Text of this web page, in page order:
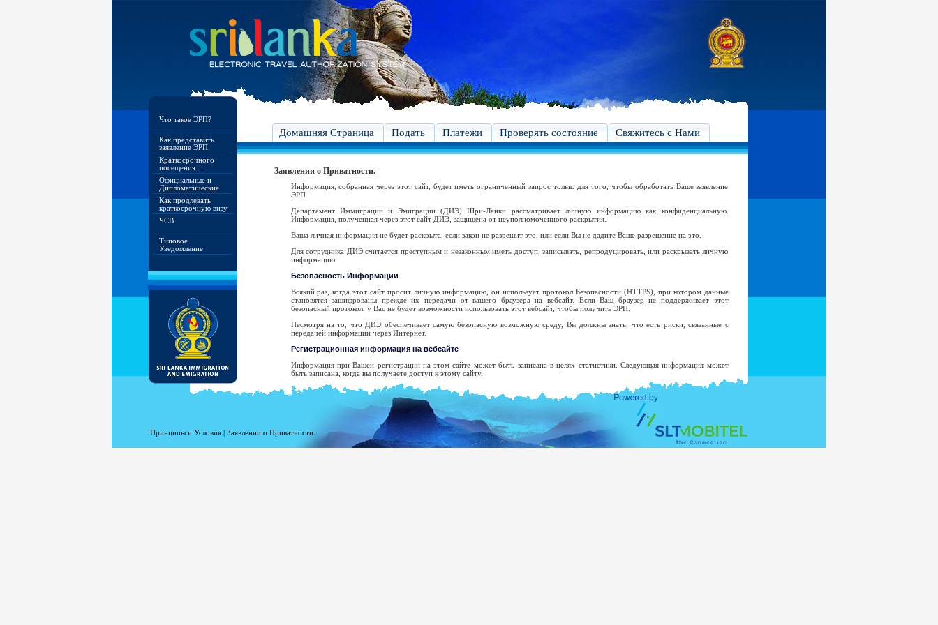
Что такое ЭРП?
Как представить
заявление ЭРП
Краткосрочного
посещения…
Официальные и
Дипломатические
Как продлевать
краткосрочную визу
ЧСВ
Типовое
Уведомление
Домашняя Страница Подать Платежи Проверять состояние Свяжитесь с Нами
Заявлении о Приватности.
Информация, собранная через этот сайт, будет иметь ограниченный запрос только для того, чтобы обработать Ваше заявление
ЭРП.
Департамент Иммиграции и Эмиграции (ДИЭ) Шри-Ланки рассматривает личную информацию как конфиденциальную.
Информация, полученная через этот сайт ДИЭ, защищена от неуполномоченного раскрытия.
Ваша личная информация не будет раскрыта, если закон не разрешит это, или если Вы не дадите Ваше разрешение на это.
Для сотрудника ДИЭ считается преступным и незаконным иметь доступ, записывать, репродуцировать, или раскрывать личную
информацию.
Безопасность Информации
Всякий раз, когда этот сайт просит личную информацию, он использует протокол Безопасности (HTTPS), при котором данные
становятся зашифрованы прежде их передачи от вашего браузера на вебсайт. Если Ваш браузер не поддерживает этот
безопасный протокол, у Вас не будет возможности использовать этот вебсайт, чтобы получить ЭРП.
Несмотря на то, что ДИЭ обеспечивает самую безопасную возможную среду, Вы должны знать, что есть риски, связанные с
передачей информации через Интернет.
Регистрационная информация на вебсайте
Информация при Вашей регистрации на этом сайте может быть записана в целях статистики. Следующая информация может
быть записана, когда вы получаете доступ к этому сайту.
Ваше доменное имя высшего уровня.
Адрес Вашего сервера.
Дата и время посещения сайта.
Страницы доступа.
Принципы и Условия | Заявлении о Приватности.